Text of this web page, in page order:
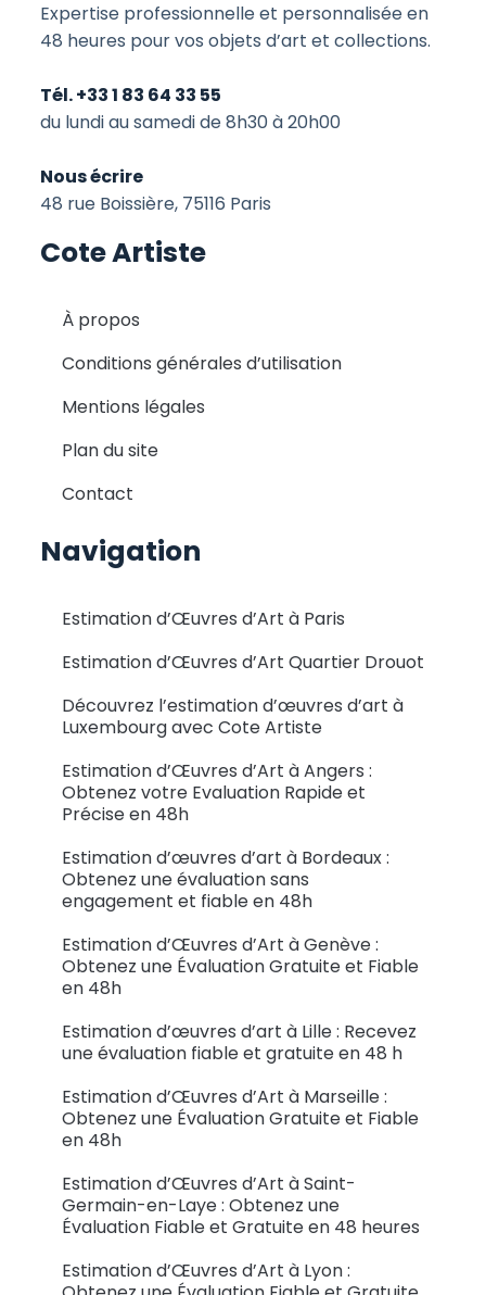
Expertise professionnelle et personnalisée en
48 heures pour vos objets d’art et collections.
Tél. +33 1 83 64 33 55
du lundi au samedi de 8h30 à 20h00
Nous écrire
48 rue Boissière, 75116 Paris
Cote Artiste
À propos
Conditions générales d’utilisation
Mentions légales
Plan du site
Contact
Navigation
Estimation d’Œuvres d’Art à Paris
Estimation d’Œuvres d’Art Quartier Drouot
Découvrez l’estimation d’œuvres d’art à
Luxembourg avec Cote Artiste
Estimation d’Œuvres d’Art à Angers :
Obtenez votre Evaluation Rapide et
Précise en 48h
Estimation d’œuvres d’art à Bordeaux :
Obtenez une évaluation sans
engagement et fiable en 48h
Estimation d’Œuvres d’Art à Genève :
Obtenez une Évaluation Gratuite et Fiable
en 48h
Estimation d’œuvres d’art à Lille : Recevez
une évaluation fiable et gratuite en 48 h
Estimation d’Œuvres d’Art à Marseille :
Obtenez une Évaluation Gratuite et Fiable
en 48h
Estimation d’Œuvres d’Art à Saint-
Germain-en-Laye : Obtenez une
Évaluation Fiable et Gratuite en 48 heures
Estimation d’Œuvres d’Art à Lyon :